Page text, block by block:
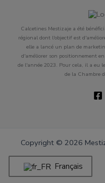
Calcetines Mestizaje a été
régional dont l'objectif est
elle a lancé un plan de
d'améliorer son positionnement
de l'année 2023. Pour cela, il a eu
de la Chambre
Copyright © 2026
Français